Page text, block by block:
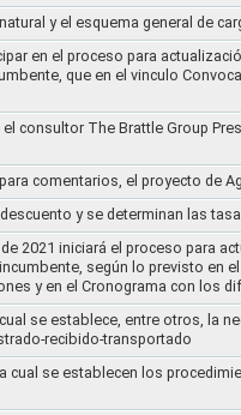
y el esquema general de
en el proceso para
que en el vinculo
consultor The Brattle Group
comentarios, el proyecto de
y se determinan las
2021 iniciará el proceso para
según lo previsto en
y en el Cronograma con los
se establece, entre otros, la
recibido-transportado
cual se establecen los